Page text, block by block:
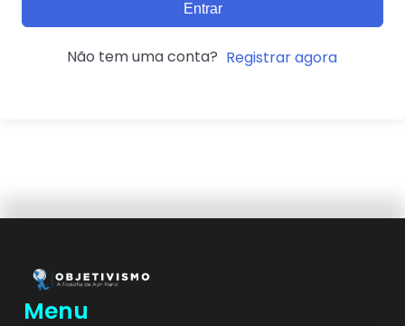
Entrar
Não tem uma conta? Registrar agora
Menu